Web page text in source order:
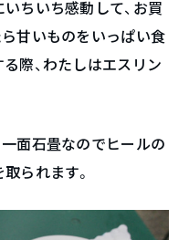
ちいち感動して、お買
甘いものをいっぱい食
際、わたしはエスリン
面石畳なのでヒールの
られます。